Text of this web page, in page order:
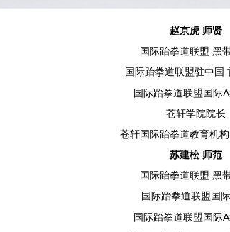
赵京虎 师贤
国际跆拳道联盟 黑
国际跆拳道联盟驻中国
国际跆拳道联盟国际A
苍轩学院院长
苍轩国际跆拳道教育机构
苏建松 师范
国际跆拳道联盟 黑
国际跆拳道联盟国
国际跆拳道联盟国际A